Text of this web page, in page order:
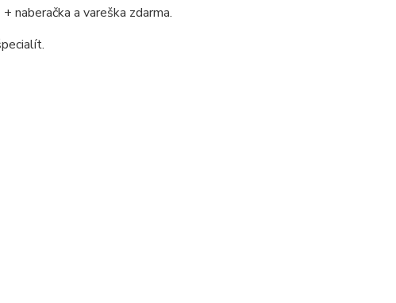
a vareška zdarma.